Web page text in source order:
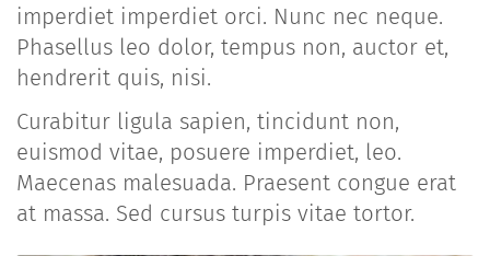
imperdiet imperdiet orci. Nunc nec neque.
Phasellus leo dolor, tempus non, auctor et,
hendrerit quis, nisi.
Curabitur ligula sapien, tincidunt non,
euismod vitae, posuere imperdiet, leo.
Maecenas malesuada. Praesent congue erat
at massa. Sed cursus turpis vitae tortor.